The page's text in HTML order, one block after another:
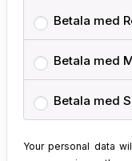
Betala med
Betala med
Betala med
Your personal data